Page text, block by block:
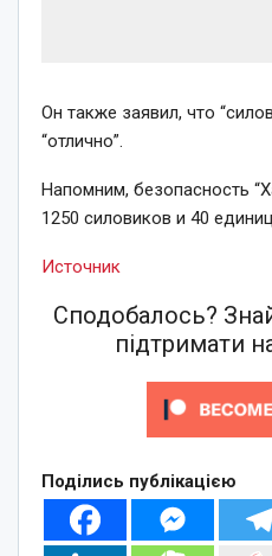
Он также заявил, что
“отлично”.
Напомним, безопасность
1250 силовиков и 40
Источник
Сподобалось?
підтримати
Поділись публікацією